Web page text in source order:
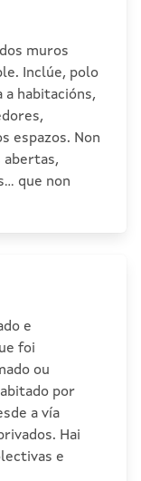
muros
Inclúe, polo
a habitacións,
espazos. Non
abertas,
que non
e
foi
ou
por
a vía
Hai
e